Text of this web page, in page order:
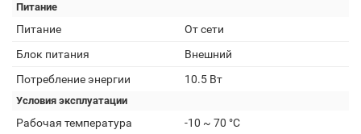
Питание
Питание
От сети
Блок питания
Внешний
Потребление энергии
10.5 Вт
Условия эксплуатации
Рабочая температура -10 ~ 70 °C